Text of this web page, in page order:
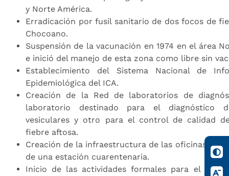
y Norte América.
Erradicación por fusil sanitario de dos focos de
Chocoano.
Suspensión de la vacunación en 1974 en el área
e inició del manejo de esta zona como libre sin
Establecimiento del Sistema Nacional de
Epidemiológica del ICA.
Creación de la Red de laboratorios de
laboratorio destinado para el diagnóstico
vesiculares y otro para el control de calidad
fiebre aftosa.
Creación de la infraestructura de las oficinas
de una estación cuarentenaria.
Inicio de las actividades formales para el